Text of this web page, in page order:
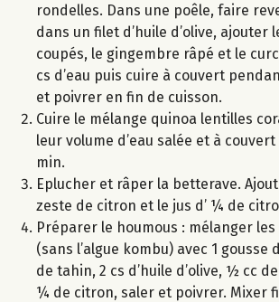
rondelles. Dans une poêle, faire
dans un filet d’huile d’olive, ajouter
coupés, le gingembre râpé et le
cs d’eau puis cuire à couvert
et poivrer en fin de cuisson.
Cuire le mélange quinoa lentilles
leur volume d’eau salée et à couvert
min.
Eplucher et râper la betterave.
zeste de citron et le jus d’ ¼ de
Préparer le houmous : mélanger
(sans l’algue kombu) avec 1 gousse
de tahin, 2 cs d’huile d’olive, ½ cc
¼ de citron, saler et poivrer. Mixer